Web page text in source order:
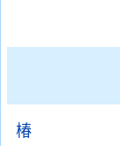
椿